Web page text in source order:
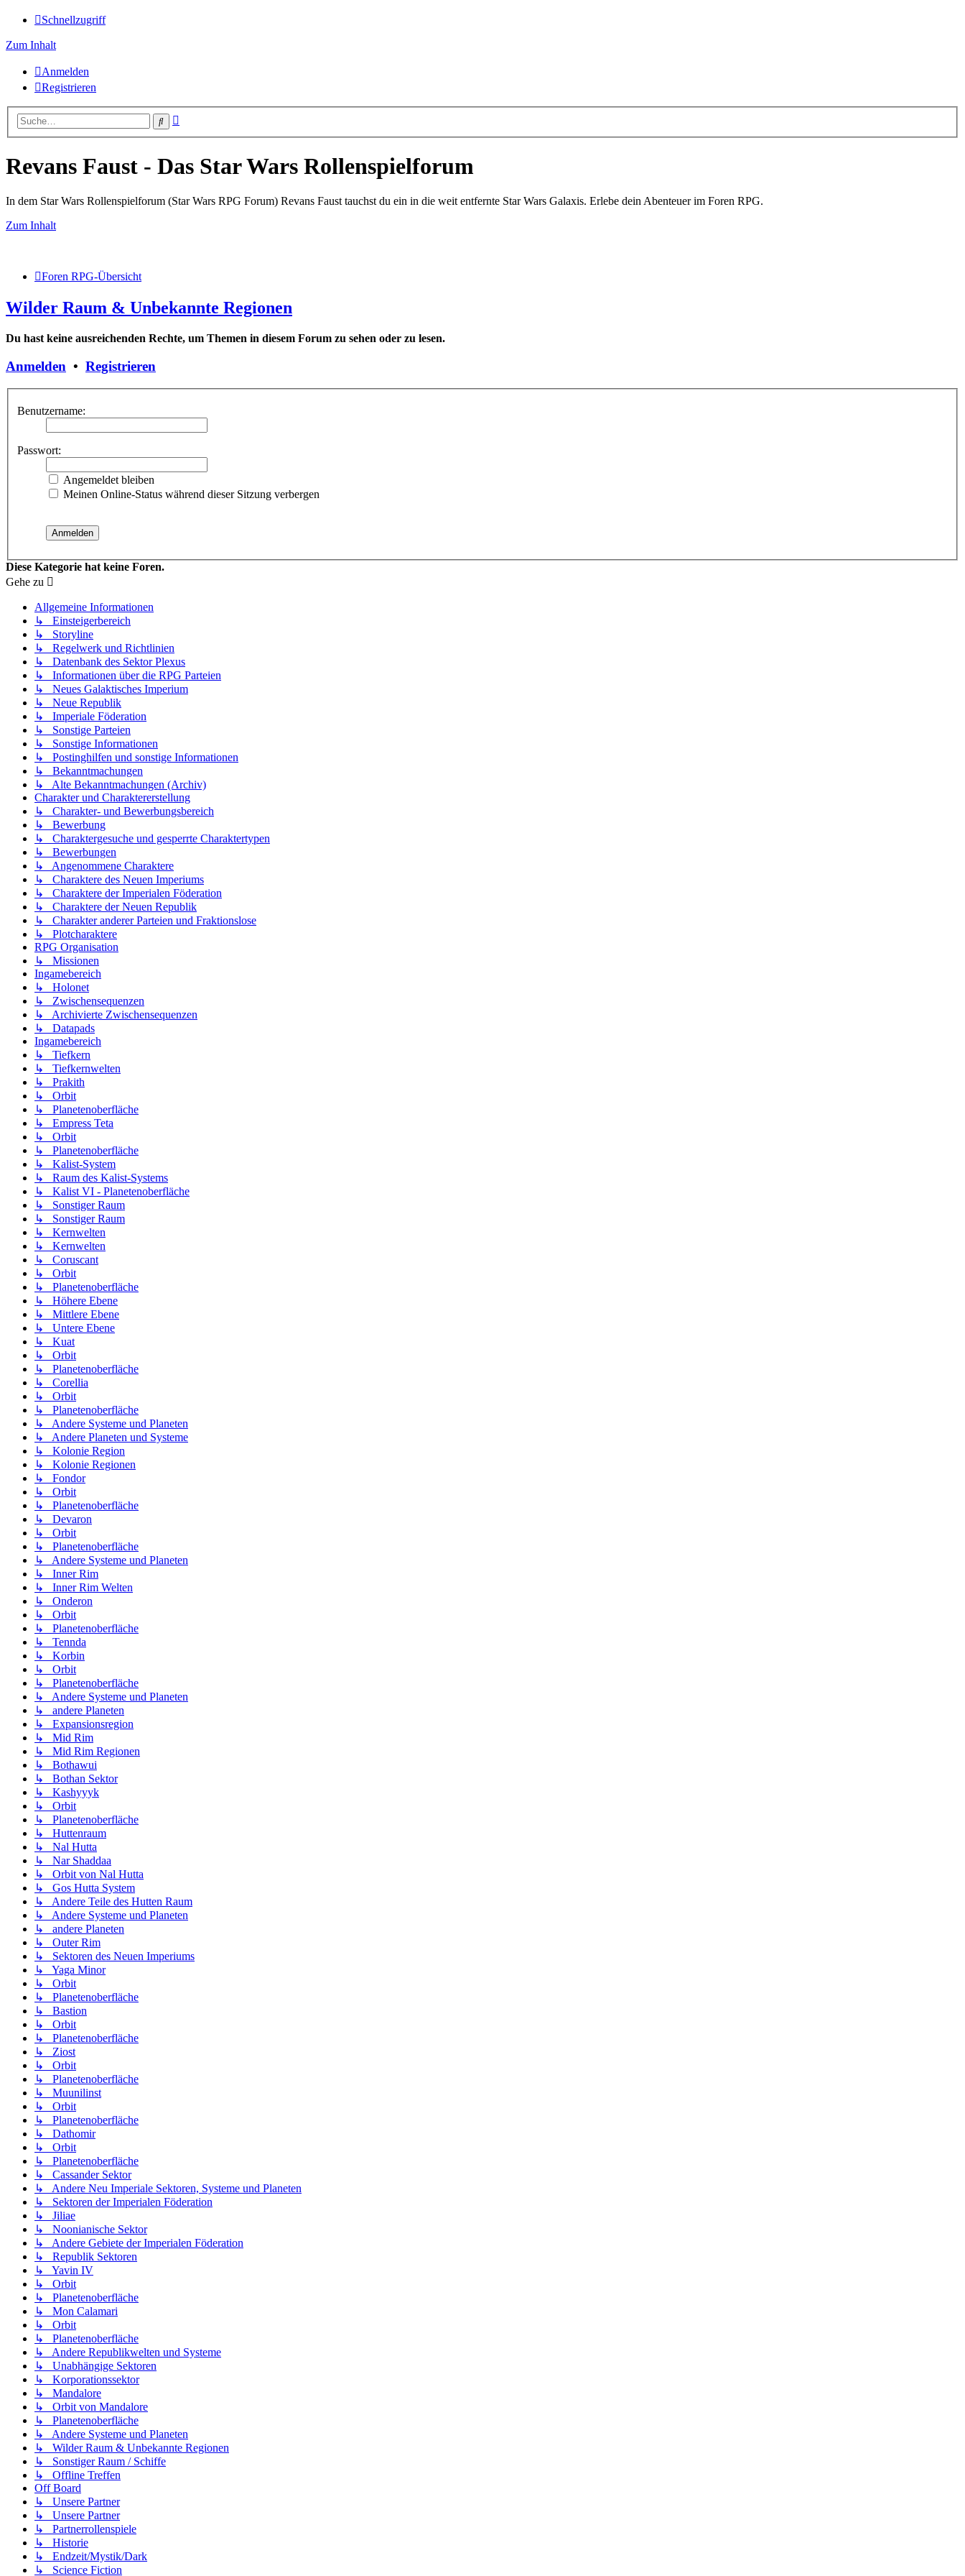
Schnellzugriff
Zum Inhalt
Anmelden
Registrieren
Suche
Revans Faust - Das Star Wars Rollenspielforum
In dem Star Wars Rollenspielforum (Star Wars RPG Forum) Revans Faust tauchst du ein in die weit entfernte Star Wars Galaxis. Erlebe dein Abenteuer im Foren RPG.
Zum Inhalt
Foren RPG-Übersicht
Wilder Raum & Unbekannte Regionen
Du hast keine ausreichenden Rechte, um Themen in diesem Forum zu sehen oder zu lesen.
Anmelden • Registrieren
Benutzername:
Passwort:
Angemeldet bleiben
Meinen Online-Status während dieser Sitzung verbergen
Diese Kategorie hat keine Foren.
Gehe zu
Allgemeine Informationen
↳ Einsteigerbereich
↳ Storyline
↳ Regelwerk und Richtlinien
↳ Datenbank des Sektor Plexus
↳ Informationen über die RPG Parteien
↳ Neues Galaktisches Imperium
↳ Neue Republik
↳ Imperiale Föderation
↳ Sonstige Parteien
↳ Sonstige Informationen
↳ Postinghilfen und sonstige Informationen
↳ Bekanntmachungen
↳ Alte Bekanntmachungen (Archiv)
Charakter und Charaktererstellung
↳ Charakter- und Bewerbungsbereich
↳ Bewerbung
↳ Charaktergesuche und gesperrte Charaktertypen
↳ Bewerbungen
↳ Angenommene Charaktere
↳ Charaktere des Neuen Imperiums
↳ Charaktere der Imperialen Föderation
↳ Charaktere der Neuen Republik
↳ Charakter anderer Parteien und Fraktionslose
↳ Plotcharaktere
RPG Organisation
↳ Missionen
Ingamebereich
↳ Holonet
↳ Zwischensequenzen
↳ Archivierte Zwischensequenzen
↳ Datapads
Ingamebereich
↳ Tiefkern
↳ Tiefkernwelten
↳ Prakith
↳ Orbit
↳ Planetenoberfläche
↳ Empress Teta
↳ Orbit
↳ Planetenoberfläche
↳ Kalist-System
↳ Raum des Kalist-Systems
↳ Kalist VI - Planetenoberfläche
↳ Sonstiger Raum
↳ Sonstiger Raum
↳ Kernwelten
↳ Kernwelten
↳ Coruscant
↳ Orbit
↳ Planetenoberfläche
↳ Höhere Ebene
↳ Mittlere Ebene
↳ Untere Ebene
↳ Kuat
↳ Orbit
↳ Planetenoberfläche
↳ Corellia
↳ Orbit
↳ Planetenoberfläche
↳ Andere Systeme und Planeten
↳ Andere Planeten und Systeme
↳ Kolonie Region
↳ Kolonie Regionen
↳ Fondor
↳ Orbit
↳ Planetenoberfläche
↳ Devaron
↳ Orbit
↳ Planetenoberfläche
↳ Andere Systeme und Planeten
↳ Inner Rim
↳ Inner Rim Welten
↳ Onderon
↳ Orbit
↳ Planetenoberfläche
↳ Tennda
↳ Korbin
↳ Orbit
↳ Planetenoberfläche
↳ Andere Systeme und Planeten
↳ andere Planeten
↳ Expansionsregion
↳ Mid Rim
↳ Mid Rim Regionen
↳ Bothawui
↳ Bothan Sektor
↳ Kashyyyk
↳ Orbit
↳ Planetenoberfläche
↳ Huttenraum
↳ Nal Hutta
↳ Nar Shaddaa
↳ Orbit von Nal Hutta
↳ Gos Hutta System
↳ Andere Teile des Hutten Raum
↳ Andere Systeme und Planeten
↳ andere Planeten
↳ Outer Rim
↳ Sektoren des Neuen Imperiums
↳ Yaga Minor
↳ Orbit
↳ Planetenoberfläche
↳ Bastion
↳ Orbit
↳ Planetenoberfläche
↳ Ziost
↳ Orbit
↳ Planetenoberfläche
↳ Muunilinst
↳ Orbit
↳ Planetenoberfläche
↳ Dathomir
↳ Orbit
↳ Planetenoberfläche
↳ Cassander Sektor
↳ Andere Neu Imperiale Sektoren, Systeme und Planeten
↳ Sektoren der Imperialen Föderation
↳ Jiliae
↳ Noonianische Sektor
↳ Andere Gebiete der Imperialen Föderation
↳ Republik Sektoren
↳ Yavin IV
↳ Orbit
↳ Planetenoberfläche
↳ Mon Calamari
↳ Orbit
↳ Planetenoberfläche
↳ Andere Republikwelten und Systeme
↳ Unabhängige Sektoren
↳ Korporationssektor
↳ Mandalore
↳ Orbit von Mandalore
↳ Planetenoberfläche
↳ Andere Systeme und Planeten
↳ Wilder Raum & Unbekannte Regionen
↳ Sonstiger Raum / Schiffe
↳ Offline Treffen
Off Board
↳ Unsere Partner
↳ Unsere Partner
↳ Partnerrollenspiele
↳ Historie
↳ Endzeit/Mystik/Dark
↳ Science Fiction